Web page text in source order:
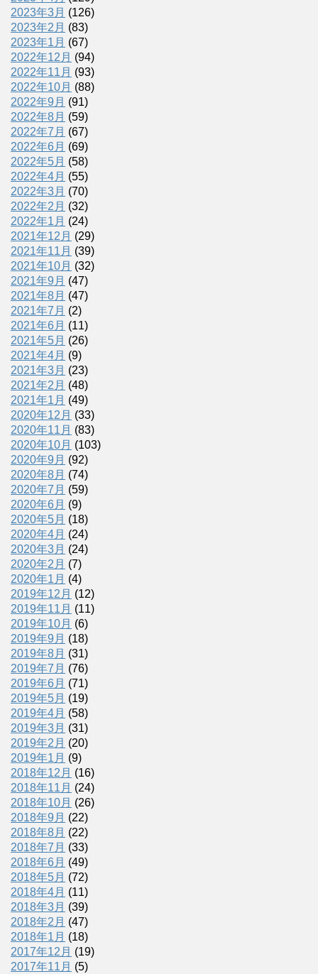
2023年3月 (126)
2023年2月 (83)
2023年1月 (67)
2022年12月 (94)
2022年11月 (93)
2022年10月 (88)
2022年9月 (91)
2022年8月 (59)
2022年7月 (67)
2022年6月 (69)
2022年5月 (58)
2022年4月 (55)
2022年3月 (70)
2022年2月 (32)
2022年1月 (24)
2021年12月 (29)
2021年11月 (39)
2021年10月 (32)
2021年9月 (47)
2021年8月 (47)
2021年7月 (2)
2021年6月 (11)
2021年5月 (26)
2021年4月 (9)
2021年3月 (23)
2021年2月 (48)
2021年1月 (49)
2020年12月 (33)
2020年11月 (83)
2020年10月 (103)
2020年9月 (92)
2020年8月 (74)
2020年7月 (59)
2020年6月 (9)
2020年5月 (18)
2020年4月 (24)
2020年3月 (24)
2020年2月 (7)
2020年1月 (4)
2019年12月 (12)
2019年11月 (11)
2019年10月 (6)
2019年9月 (18)
2019年8月 (31)
2019年7月 (76)
2019年6月 (71)
2019年5月 (19)
2019年4月 (58)
2019年3月 (31)
2019年2月 (20)
2019年1月 (9)
2018年12月 (16)
2018年11月 (24)
2018年10月 (26)
2018年9月 (22)
2018年8月 (22)
2018年7月 (33)
2018年6月 (49)
2018年5月 (72)
2018年4月 (11)
2018年3月 (39)
2018年2月 (47)
2018年1月 (18)
2017年12月 (19)
2017年11月 (5)